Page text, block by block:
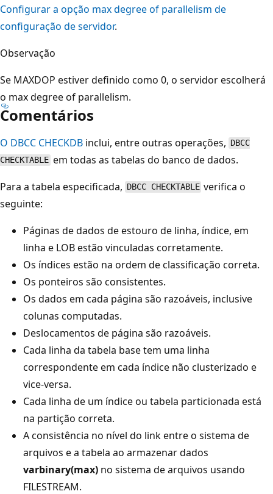
Configurar a opção max degree of parallelism de
configuração de servidor.
Observação
Se MAXDOP estiver definido como 0, o servidor escolherá
o max degree of parallelism.
Comentários
O DBCC CHECKDB inclui, entre outras operações, DBCC
CHECKTABLE em todas as tabelas do banco de dados.
Para a tabela especificada, DBCC CHECKTABLE verifica o
seguinte:
Páginas de dados de estouro de linha, índice, em
linha e LOB estão vinculadas corretamente.
Os índices estão na ordem de classificação correta.
Os ponteiros são consistentes.
Os dados em cada página são razoáveis, inclusive
colunas computadas.
Deslocamentos de página são razoáveis.
Cada linha da tabela base tem uma linha
correspondente em cada índice não clusterizado e
vice-versa.
Cada linha de um índice ou tabela particionada está
na partição correta.
A consistência no nível do link entre o sistema de
arquivos e a tabela ao armazenar dados
varbinary(max) no sistema de arquivos usando
FILESTREAM.